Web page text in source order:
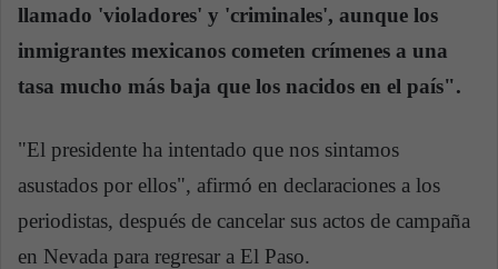
llamado 'violadores' y 'criminales', aunque los
inmigrantes mexicanos cometen crímenes a una
tasa mucho más baja que los nacidos en el país".
"El presidente ha intentado que nos sintamos
asustados por ellos", afirmó en declaraciones a los
periodistas, después de cancelar sus actos de campaña
en Nevada para regresar a El Paso.